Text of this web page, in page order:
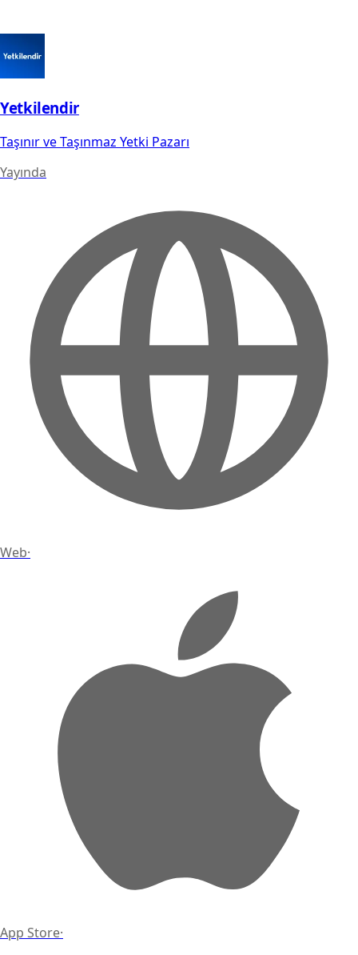
Yetkilendir
Taşınır ve Taşınmaz Yetki Pazarı
Yayında
Web·
App Store·